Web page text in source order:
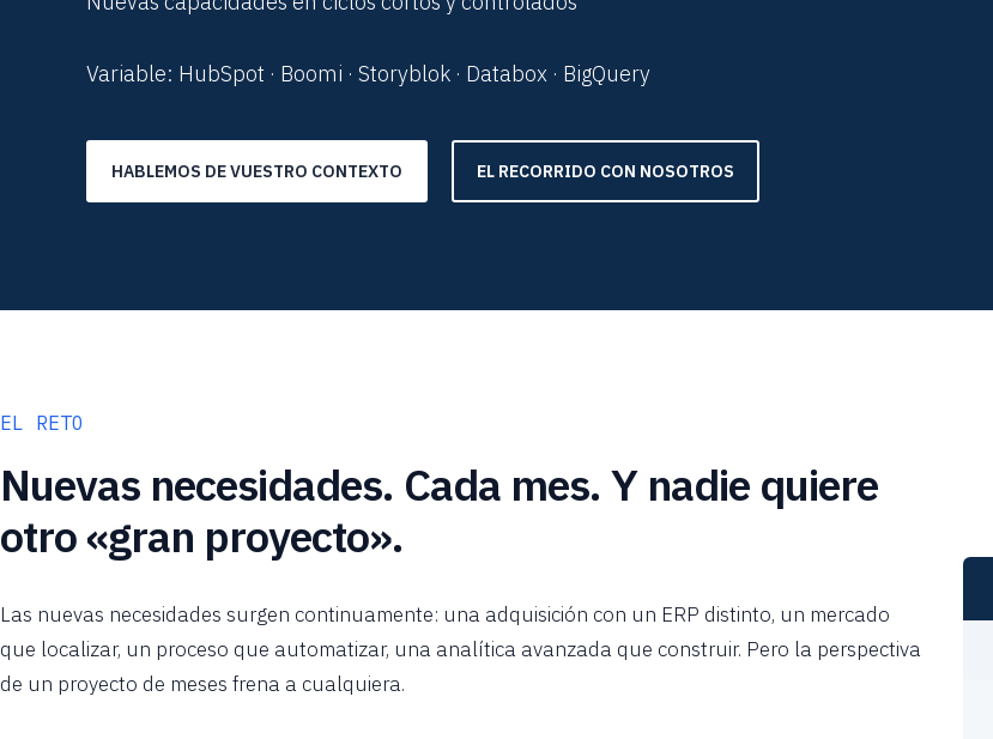
Variable: HubSpot · Boomi · Storyblok · Databox · BigQuery
HABLEMOS DE VUESTRO CONTEXTO EL RECORRIDO CON NOSOTROS
EL RETO
Nuevas necesidades. Cada mes. Y nadie quiere
otro «gran proyecto».
Las nuevas necesidades surgen continuamente: una adquisición con un ERP distinto, un mercado
que localizar, un proceso que automatizar, una analítica avanzada que construir. Pero la perspectiva
de un proyecto de meses frena a cualquiera.